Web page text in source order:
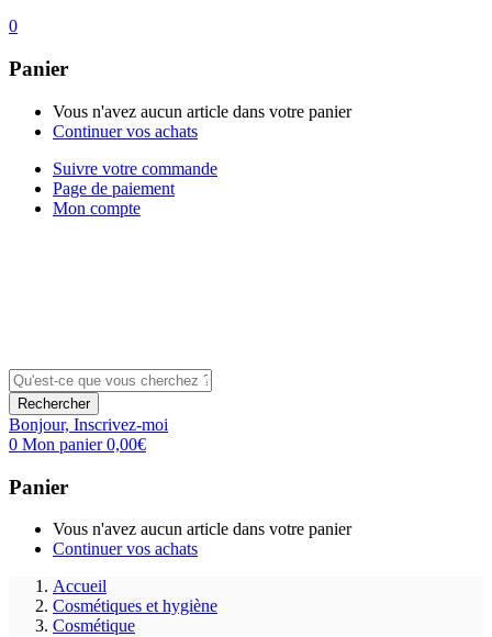
0
Panier
Vous n'avez aucun article dans votre panier
Continuer vos achats
Suivre votre commande
Page de paiement
Mon compte
Rechercher
Bonjour, Inscrivez-moi
0 Mon panier0,00€
Panier
Vous n'avez aucun article dans votre panier
Continuer vos achats
Accueil
Cosmétiques et hygiène
Cosmétique